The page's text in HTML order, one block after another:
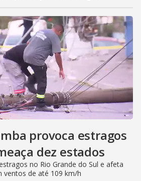
provoca estragos
dez estados
no Rio Grande do Sul e afeta
ventos de até 109 km/h